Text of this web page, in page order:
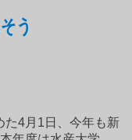
う
た4月1日、今年も新